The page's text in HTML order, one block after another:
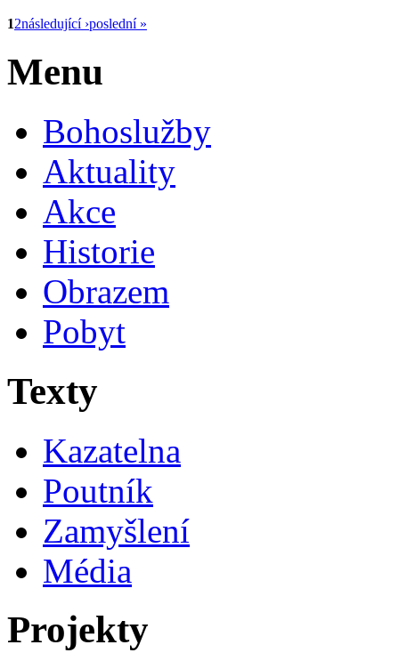
12následující ›poslední »
Menu
Bohoslužby
Aktuality
Akce
Historie
Obrazem
Pobyt
Texty
Kazatelna
Poutník
Zamyšlení
Média
Projekty